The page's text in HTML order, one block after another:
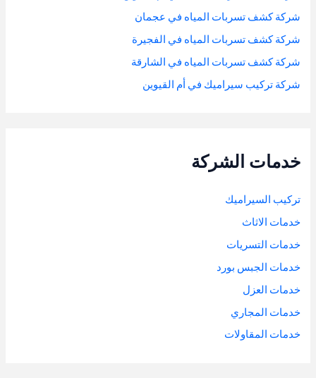
شركة كشف تسربات المياه في عجمان
شركة كشف تسربات المياه في الفجيرة
شركة كشف تسربات المياه في الشارقة
شركة تركيب سيراميك في أم القيوين
خدمات الشركة
تركيب السيراميك
خدمات الاثاث
خدمات التسريات
خدمات الجبس بورد
خدمات العزل
خدمات المجاري
خدمات المقاولات